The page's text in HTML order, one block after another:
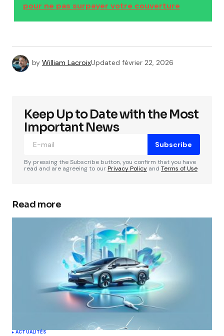
pour ne pas surpayer votre couverture
by William LacroixUpdated février 22, 2026
Keep Up to Date with the Most
Important News
Subscribe
By pressing the Subscribe button, you confirm that you have
read and are agreeing to ourPrivacy Policy and Terms of Use
Read more
ACTUALITÉS